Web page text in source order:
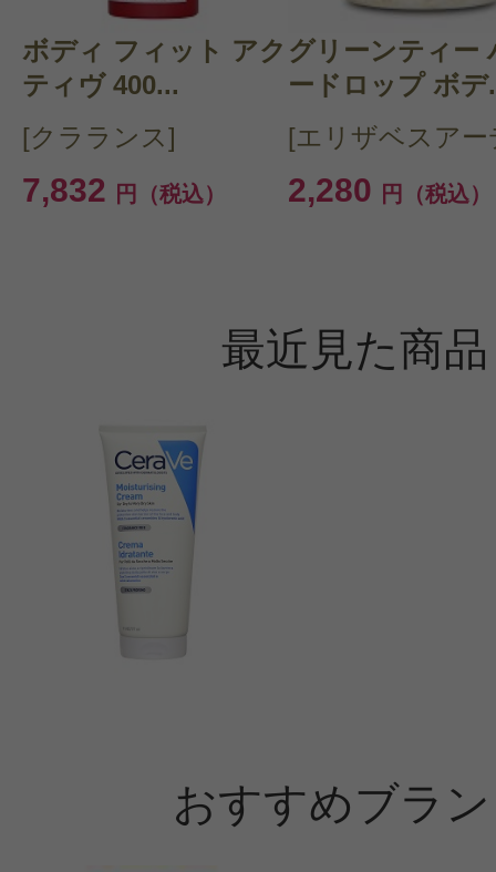
ボディ フィット アク
ティヴ 400...
[クラランス]
7,832 円（税込）
グリーンティー
ードロップ ボデ
[エリザベスアー
2,280 円（税込）
最近見た商品
おすすめブラ